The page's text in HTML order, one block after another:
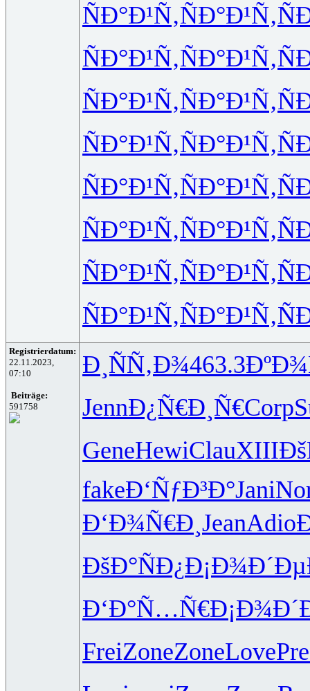
ÑÐ°Ð¹Ñ‚ÑÐ°Ð¹Ñ‚
ÑÐ°Ð¹Ñ‚ÑÐ°Ð¹Ñ‚
ÑÐ°Ð¹Ñ‚ÑÐ°Ð¹Ñ‚
ÑÐ°Ð¹Ñ‚ÑÐ°Ð¹Ñ‚
ÑÐ°Ð¹Ñ‚ÑÐ°Ð¹Ñ‚
ÑÐ°Ð¹Ñ‚ÑÐ°Ð¹Ñ‚
ÑÐ°Ð¹Ñ‚ÑÐ°Ð¹Ñ‚
ÑÐ°Ð¹Ñ‚ÑÐ°Ð¹Ñ‚
Registrierdatum:
22.11.2023,
07:10
Beiträge:
591758
Ð¸ÑÑ‚Ð¾463.3
JennÐ¿Ñ€Ð¸Ñ€Corp
GeneHewiClauXIII
fakeÐ‘ÑƒÐ³Ð°Jani
Ð‘Ð¾Ñ€Ð¸ JeanAdio
ÐšÐ°ÑÐ¿Ð¡Ð¾Ð´Ðµ
Ð‘Ð°Ñ…Ñ€
FreiZoneZoneLove